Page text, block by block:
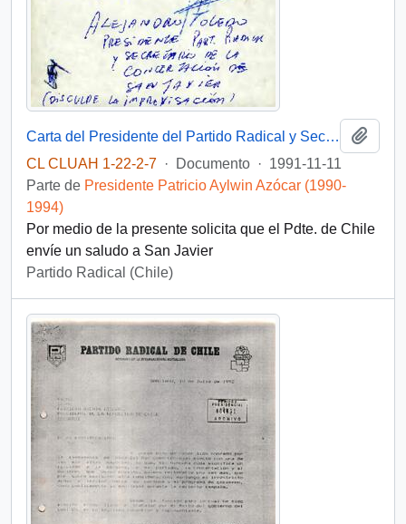
Carta del Presidente del Partido Radical y Secretario de la Concertación de San Javier, sr. Alejandro Toledo, dirigida al sr. Presidente [Patricio Aylwin Azócar]
CL CLUAH 1-22-2-7 · Documento · 1991-11-11
Parte de Presidente Patricio Aylwin Azócar (1990-
1994)
Por medio de la presente solicita que el Pdte. de Chile
envíe un saludo a San Javier
Partido Radical (Chile)